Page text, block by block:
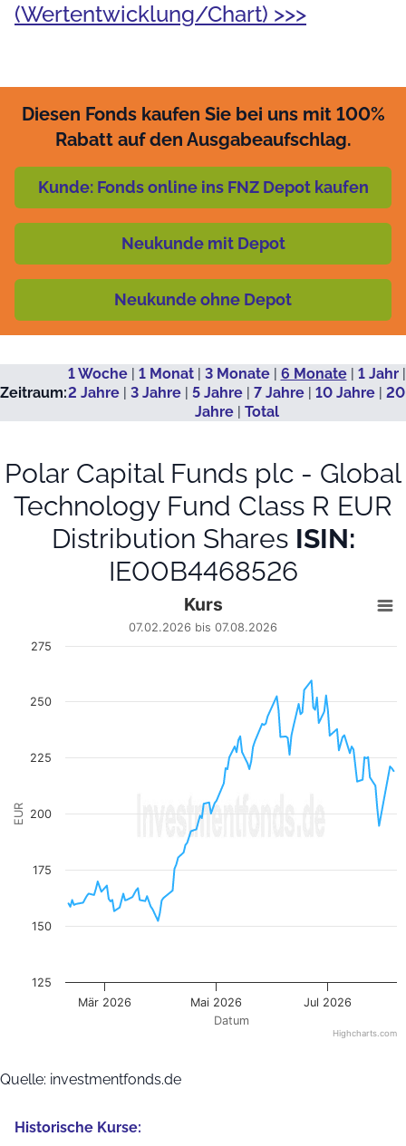
(Wertentwicklung/Chart) >>>
Diesen Fonds kaufen Sie bei uns mit 100%
Rabatt auf den Ausgabeaufschlag.
Kunde: Fonds online ins FNZ Depot kaufen
Neukunde mit Depot
Neukunde ohne Depot
Zeitraum:
1 Woche| 1 Monat| 3 Monate| 6 Monate| 1 Jahr|
2 Jahre | 3 Jahre | 5 Jahre | 7 Jahre | 10 Jahre | 20
Jahre| Total
Polar Capital Funds plc - Global
Technology Fund Class R EUR
Distribution Shares ISIN:
IE00B4468526
Line chart with 112 data points.
07.02.2026 bis 07.08.2026
The chart has 1 X axis displaying Datum. Data ranges
The chart has 1 Y axis displaying EUR. Data ranges from
Datum
EUR
Kurs
07.02.2026 bis 07.08.2026
Mär 2026 Mai 2026 Jul 2026
200
125
150
175
225
250
275
Highcharts.com
Quelle: investmentfonds.de
Historische Kurse: